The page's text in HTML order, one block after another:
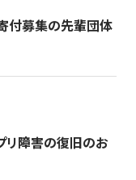
付募集の先輩団体
障害の復旧のお